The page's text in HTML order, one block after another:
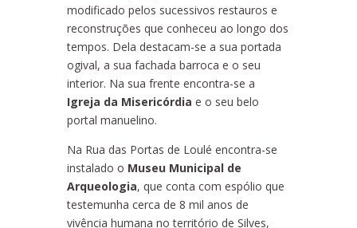
modificado pelos sucessivos restauros e
reconstruções que conheceu ao longo dos
tempos. Dela destacam-se a sua portada
ogival, a sua fachada barroca e o seu
interior. Na sua frente encontra-se a
Igreja da Misericórdia e o seu belo
portal manuelino.
Na Rua das Portas de Loulé encontra-se
instalado o Museu Municipal de
Arqueologia, que conta com espólio que
testemunha cerca de 8 mil anos de
vivência humana no território de Silves,